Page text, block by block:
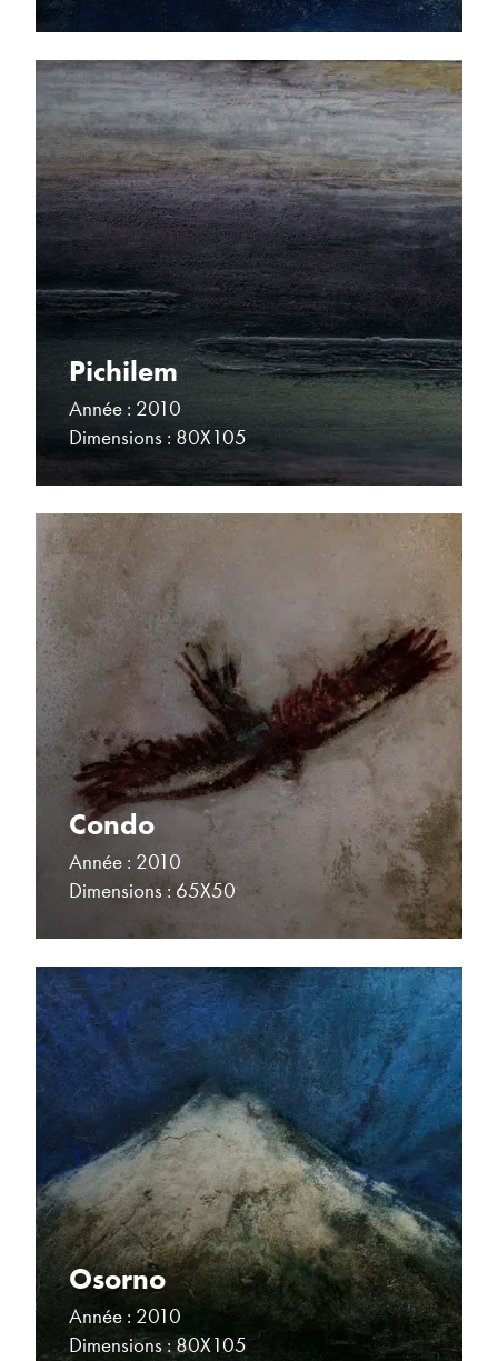
Pichilem
Année : 2010
Dimensions : 80X105
Condo
Année : 2010
Dimensions : 65X50
Osorno
Année : 2010
Dimensions : 80X105